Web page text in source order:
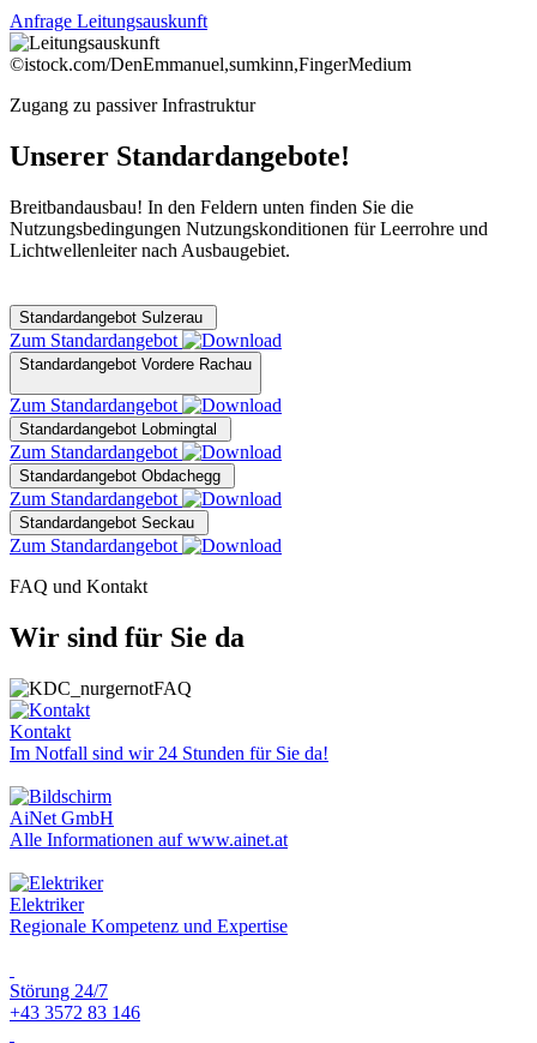
Anfrage Leitungsauskunft
©istock.com/DenEmmanuel,sumkinn,FingerMedium
Zugang zu passiver Infrastruktur
Unserer Standardangebote!
Breitbandausbau! In den Feldern unten finden Sie die
Nutzungsbedingungen Nutzungskonditionen für Leerrohre und
Lichtwellenleiter nach Ausbaugebiet.
Standardangebot Sulzerau
Zum Standardangebot
Standardangebot Vordere Rachau
Zum Standardangebot
Standardangebot Lobmingtal
Zum Standardangebot
Standardangebot Obdachegg
Zum Standardangebot
Standardangebot Seckau
Zum Standardangebot
FAQ und Kontakt
Wir sind für Sie da
Kontakt
Im Notfall sind wir 24 Stunden für Sie da!
AiNet GmbH
Alle Informationen auf www.ainet.at
Elektriker
Regionale Kompetenz und Expertise
Störung 24/7
+43 3572 83 146